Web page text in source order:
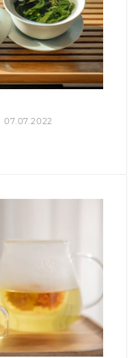
07.07.2022